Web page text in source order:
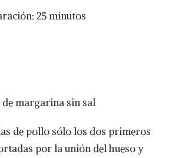
25 minutos
margarina sin sal
de pollo sólo los dos primeros
por la unión del hueso y